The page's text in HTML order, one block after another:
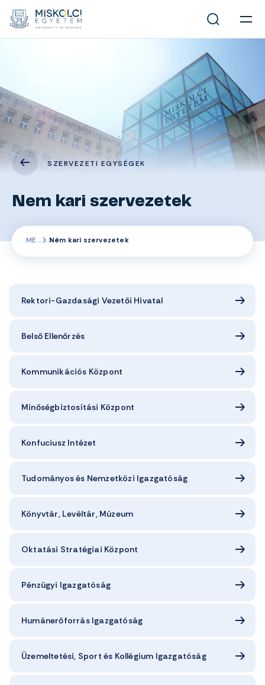
SZERVEZETI EGYSÉGEK
Nem kari szervezetek
ME Nem kari szervezetek
Rektori-Gazdasági Vezetői Hivatal
Belső Ellenőrzés
Kommunikációs Központ
Minőségbiztosítási Központ
Konfuciusz Intézet
Tudományos és Nemzetközi Igazgatóság
Könyvtár, Levéltár, Múzeum
Oktatási Stratégiai Központ
Pénzügyi Igazgatóság
Humánerőforrás Igazgatóság
Üzemeltetési, Sport és Kollégium Igazgatóság